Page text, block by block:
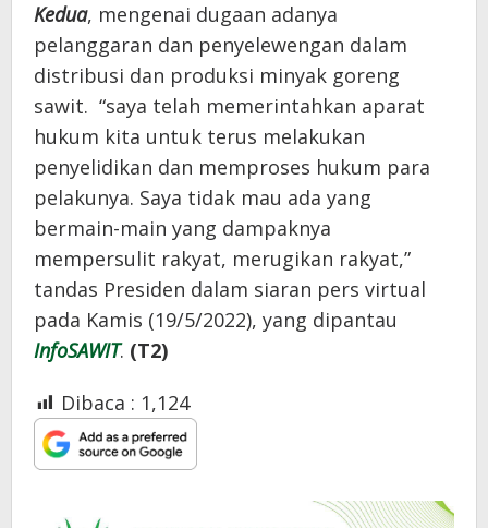
Kedua, mengenai dugaan adanya
pelanggaran dan penyelewengan dalam
distribusi dan produksi minyak goreng
sawit. “saya telah memerintahkan aparat
hukum kita untuk terus melakukan
penyelidikan dan memproses hukum para
pelakunya. Saya tidak mau ada yang
bermain-main yang dampaknya
mempersulit rakyat, merugikan rakyat,”
tandas Presiden dalam siaran pers virtual
pada Kamis (19/5/2022), yang dipantau
InfoSAWIT. (T2)
Dibaca : 1,124